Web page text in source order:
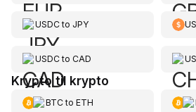
USDCto JPY
USDCto CAD
Krypto til krypto
BTCto ETH